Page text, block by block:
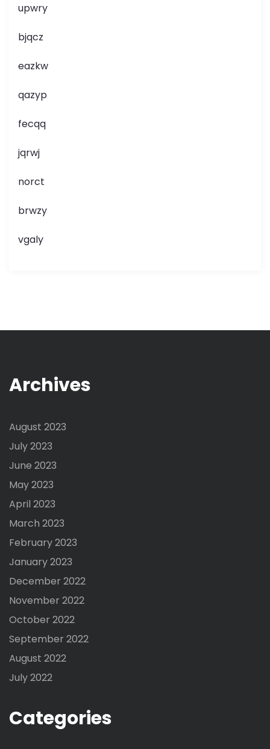
upwry
bjqcz
eazkw
qazyp
fecqq
jqrwj
norct
brwzy
vgaly
Archives
August 2023
July 2023
June 2023
May 2023
April 2023
March 2023
February 2023
January 2023
December 2022
November 2022
October 2022
September 2022
August 2022
July 2022
Categories